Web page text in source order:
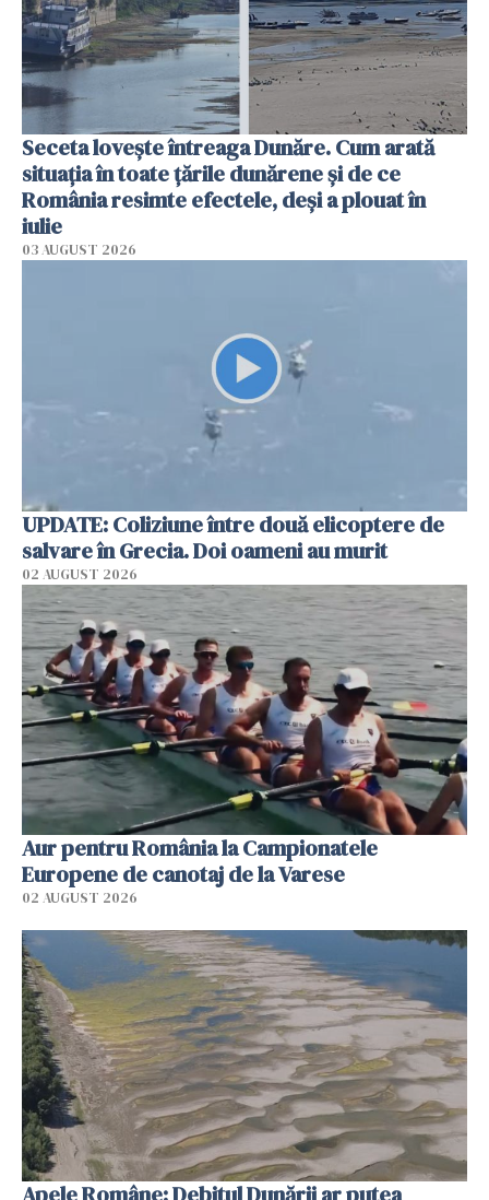
Seceta lovește întreaga Dunăre. Cum arată
situația în toate țările dunărene și de ce
România resimte efectele, deși a plouat în
iulie
03 AUGUST 2026
UPDATE: Coliziune între două elicoptere de
salvare în Grecia. Doi oameni au murit
02 AUGUST 2026
Aur pentru România la Campionatele
Europene de canotaj de la Varese
02 AUGUST 2026